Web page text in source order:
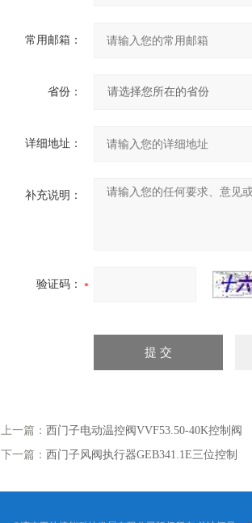
常用邮箱：
省份：
详细地址：
补充说明：
验证码：
上一篇： 西门子电动温控阀VVF53.50-40K控制阀
下一篇： 西门子风阀执行器GEB341.1E三位控制